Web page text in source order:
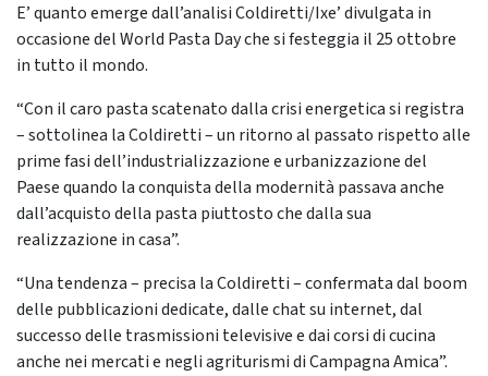
E’ quanto emerge dall’analisi Coldiretti/Ixe’ divulgata in
occasione del World Pasta Day che si festeggia il 25 ottobre
in tutto il mondo.
“Con il caro pasta scatenato dalla crisi energetica si registra
– sottolinea la Coldiretti – un ritorno al passato rispetto alle
prime fasi dell’industrializzazione e urbanizzazione del
Paese quando la conquista della modernità passava anche
dall’acquisto della pasta piuttosto che dalla sua
realizzazione in casa”.
“Una tendenza – precisa la Coldiretti – confermata dal boom
delle pubblicazioni dedicate, dalle chat su internet, dal
successo delle trasmissioni televisive e dai corsi di cucina
anche nei mercati e negli agriturismi di Campagna Amica”.